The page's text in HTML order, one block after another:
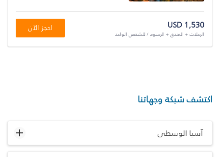
USD 1,530
الرحلات + الفندق + الرسوم / للشخص الواحد
احجز الآن
اكتشف شبكة وجهاتنا
آسيا الوسطى